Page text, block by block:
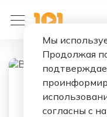
Мы
Продолжая
согласны с